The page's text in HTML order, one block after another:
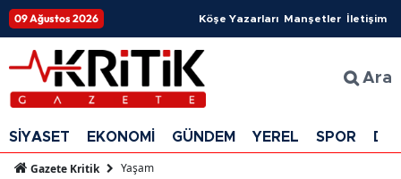
09 Ağustos 2026 Köşe Yazarları Manşetler İletişim
Ara
SİYASET EKONOMİ GÜNDEM YEREL SPOR
Gazete Kritik Yaşam